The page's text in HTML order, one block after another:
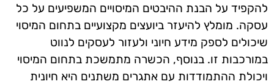
להקפיד על הבנת ההיבטים המיסויים המשפיעים על כל
עסקה. מומלץ להיעזר ביועצים מקצועיים בתחום המיסוי
שיכולים לספק מידע חיוני ולעזור לעסקים לנווט
במורכבות זו. בנוסף, הכשרה מתמשכת בתחום המיסוי
ויכולת ההתמודדות עם אתגרים משתנים היא חיונית